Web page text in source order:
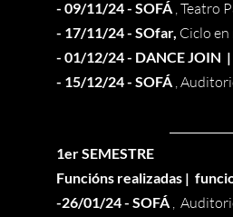
- 09/11/24 - SOFÁ, Teatro
- 17/11/24 - SOfar, Ciclo
- 01/12/24 - DANCE JOIN
- 15/12/24 - SOFÁ ,
1er SEMESTRE
Funcións realizadas |
-26/01/24 - SOFÁ,